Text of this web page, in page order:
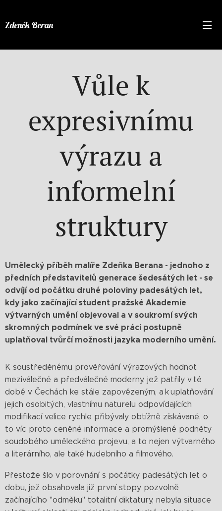
Zdeněk Beran
Vůle k
expresivnímu
výrazu a
informelní
struktury
Umělecký příběh malíře Zdeňka Berana - jednoho z
předních představitelů generace šedesátých let - se
odvíjí od počátku druhé poloviny padesátých let,
kdy jako začínající student pražské Akademie
výtvarných umění objevoval a v soukromí svých
skromných podmínek ve své práci postupně
uplatňoval tvůrčí možnosti jazyka moderního umění.
K soustředěnému prověřování výrazových hodnot
meziválečné a předválečné moderny, jež patřily v té
době v Čechách ke stále zapovězeným, a k uplatňování
jejich osobitých, vlastnímu naturelu odpovídajících
modifikací velice rychle přibývaly obtížně získávané, o
to víc proto ceněné informace a promýšlené podněty
soudobého uměleckého projevu, a to nejen výtvarného
a literárního, ale také hudebního a filmového.
Přestože šlo v porovnání s počátky padesátých let o
dobu, jež obsahovala již první stopy pozvolně
začínajícího "odměku" totalitní diktatury, nebyla situace